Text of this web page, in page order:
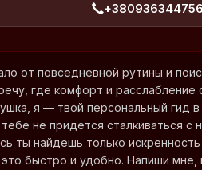
от повседневной рутины и
где комфорт и расслабление
я — твой персональный гид
не придется сталкиваться
ты найдешь только
быстро и удобно. Напиши